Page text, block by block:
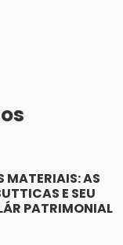
MATERIAIS: AS
E SEU
PATRIMONIAL